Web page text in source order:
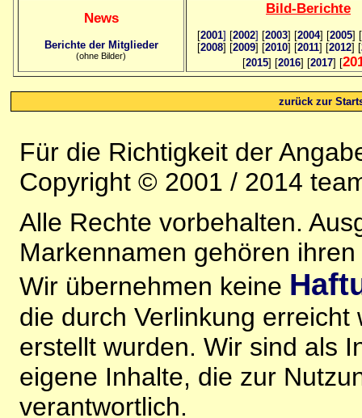
News
Berichte der Mitglieder
(ohne Bilder)
Bild-Berichte
[2001] [2002] [2003] [2004] [2005] [
[2008] [2009] [2010] [2011] [2012] [
[2015] [2016] [2017] [
zurück zur
Für die Richtigkeit der
Copyright © 2001 / 2014
Alle Rechte vorbehalten.
Markennamen gehören
Wir übernehmen keine
die durch Verlinkung
erstellt wurden. Wir sind als
eigene Inhalte, die zur
verantwortlich.